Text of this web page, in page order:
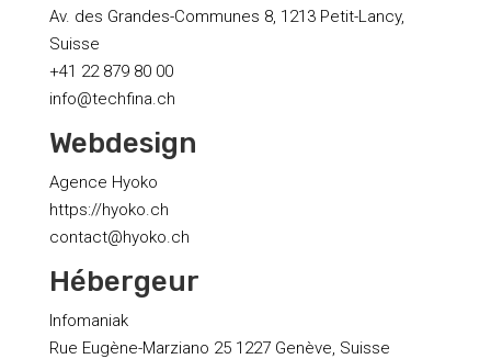
Av. des Grandes-Communes 8, 1213 Petit-Lancy,
Suisse
+41 22 879 80 00
info@techfina.ch
Webdesign
Agence Hyoko
https://hyoko.ch
contact@hyoko.ch
Hébergeur
Infomaniak
Rue Eugène-Marziano 25 1227 Genève, Suisse